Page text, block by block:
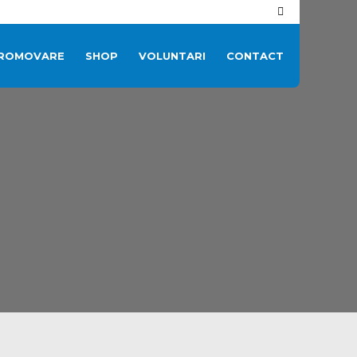
SHOP VOLUNTARI CONTACT